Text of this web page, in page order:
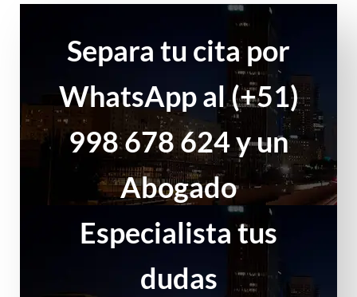
Separa tu cita por
WhatsApp al (+51)
998 678 624 y un
Abogado
Especialista tus
dudas